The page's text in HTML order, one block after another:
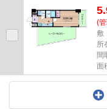
(
敷
所
間
面